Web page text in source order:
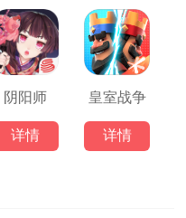
阴阳师
详情
皇室战争
详情